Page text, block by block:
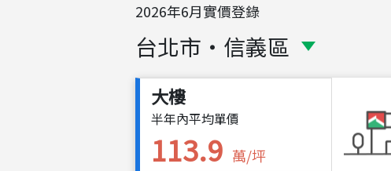
2026年6月實價登錄
台北市 ・ 信義區
大樓
半年內平均單價
113.9 萬/坪